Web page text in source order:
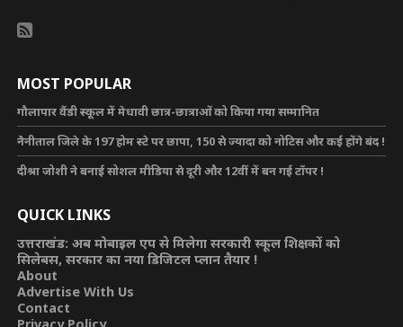
MOST POPULAR
गौलापार वैंडी स्कूल में मेधावी छात्र-छात्राओं को किया गया सम्मानित
नैनीताल जिले के 197 होम स्टे पर छापा, 150 से ज्यादा को नोटिस और कई होंगे बंद !
दीश्रा जोशी ने बनाई सोशल मीडिया से दूरी और 12वीं में बन गई टॉपर !
QUICK LINKS
उत्तराखंड: अब मोबाइल एप से मिलेगा सरकारी स्कूल शिक्षकों को
सिलेबस, सरकार का नया डिजिटल प्लान तैयार !
About
Advertise With Us
Contact